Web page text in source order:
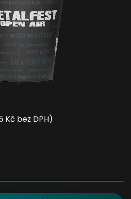
bez DPH)